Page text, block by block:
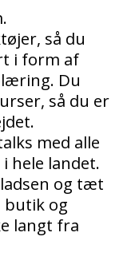
så du
i form af
Du
så du er
med alle
hele landet.
og tæt
butik og
langt fra